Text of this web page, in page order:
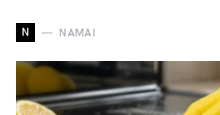
N NAMAI